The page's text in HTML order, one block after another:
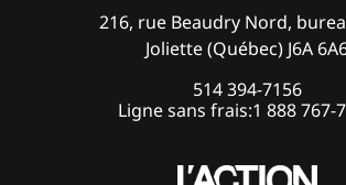
216, rue Beaudry Nord,
Joliette (Québec) J6A
514 394-7156
Ligne sans frais:1 888 767-